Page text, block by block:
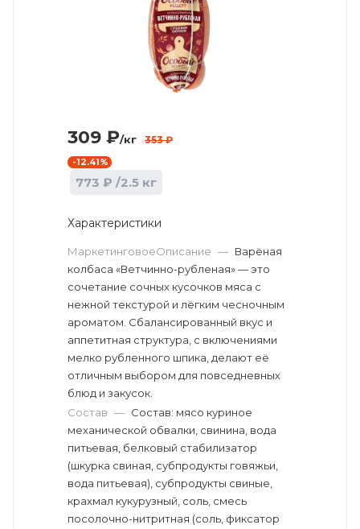
309 ₽/кг 353₽
-12.41%
773 ₽ /2.5 кг
Характеристики
МаркетинговоеОписание — Варёная
колбаса «Ветчинно-рубленая» — это
сочетание сочных кусочков мяса с
нежной текстурой и лёгким чесночным
ароматом. Сбалансированный вкус и
аппетитная структура, с включениями
мелко рубленного шпика, делают её
отличным выбором для повседневных
блюд и закусок.
Состав — Состав: мясо куриное
механической обвалки, свинина, вода
питьевая, белковый стабилизатор
(шкурка свиная, субпродукты говяжьи,
вода питьевая), субпродукты свиные,
крахмал кукурузный, соль, смесь
посолочно-нитритная (соль, фиксатор